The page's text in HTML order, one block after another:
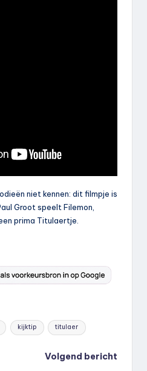
niet kennen: dit filmpje is
Groot speelt Filemon,
prima Titulaertje.
kijktip titulaer
Volgend bericht